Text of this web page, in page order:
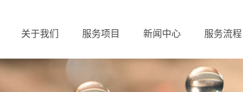
关于我们 服务项目 新闻中心 服务流程